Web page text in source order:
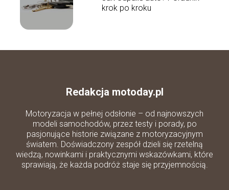
krok po kroku
Redakcja motoday.pl
Motoryzacja w pełnej odsłonie – od najnowszych
modeli samochodów, przez testy i porady, po
pasjonujące historie związane z motoryzacyjnym
światem. Doświadczony zespół dzieli się rzetelną
wiedzą, nowinkami i praktycznymi wskazówkami, które
sprawiają, że każda podróż staje się przyjemnością.